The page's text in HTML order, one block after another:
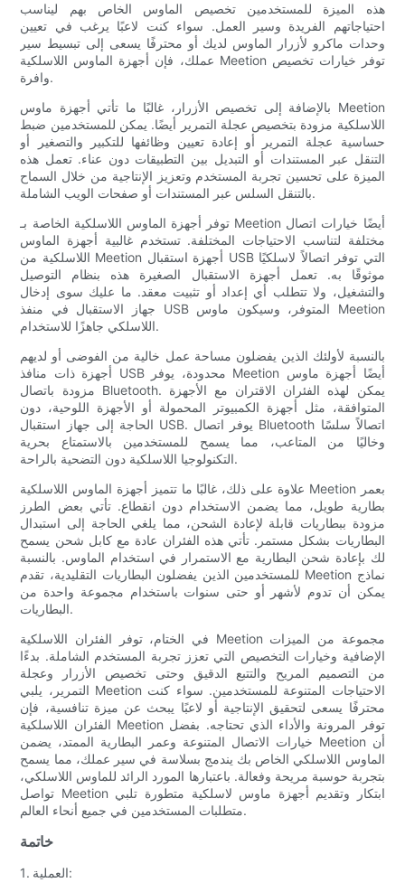
هذه الميزة للمستخدمين تخصيص الماوس الخاص بهم ليناسب
احتياجاتهم الفريدة وسير العمل. سواء كنت لاعبًا يرغب في تعيين
وحدات ماكرو لأزرار الماوس لديك أو محترفًا يسعى إلى تبسيط سير
عملك، فإن أجهزة الماوس اللاسلكية Meetion توفر خيارات تخصيص
وافرة.
بالإضافة إلى تخصيص الأزرار، غالبًا ما تأتي أجهزة ماوس Meetion
اللاسلكية مزودة بتخصيص عجلة التمرير أيضًا. يمكن للمستخدمين ضبط
حساسية عجلة التمرير أو إعادة تعيين وظائفها للتكبير والتصغير أو
التنقل عبر المستندات أو التبديل بين التطبيقات دون عناء. تعمل هذه
الميزة على تحسين تجربة المستخدم وتعزيز الإنتاجية من خلال السماح
بالتنقل السلس عبر المستندات أو صفحات الويب الشاملة.
توفر أجهزة الماوس اللاسلكية الخاصة بـ Meetion أيضًا خيارات اتصال
مختلفة لتناسب الاحتياجات المختلفة. تستخدم غالبية أجهزة الماوس
اللاسلكية من Meetion أجهزة استقبال USB التي توفر اتصالاً لاسلكيًا
موثوقًا به. تعمل أجهزة الاستقبال الصغيرة هذه بنظام التوصيل
والتشغيل، ولا تتطلب أي إعداد أو تثبيت معقد. ما عليك سوى إدخال
جهاز الاستقبال في منفذ USB المتوفر، وسيكون ماوس Meetion
اللاسلكي جاهزًا للاستخدام.
بالنسبة لأولئك الذين يفضلون مساحة عمل خالية من الفوضى أو لديهم
أجهزة ذات منافذ USB محدودة، يوفر Meetion أيضًا أجهزة ماوس
مزودة باتصال Bluetooth. يمكن لهذه الفئران الاقتران مع الأجهزة
المتوافقة، مثل أجهزة الكمبيوتر المحمولة أو الأجهزة اللوحية، دون
الحاجة إلى جهاز استقبال USB. يوفر اتصال Bluetooth اتصالاً سلسًا
وخاليًا من المتاعب، مما يسمح للمستخدمين بالاستمتاع بحرية
التكنولوجيا اللاسلكية دون التضحية بالراحة.
علاوة على ذلك، غالبًا ما تتميز أجهزة الماوس اللاسلكية Meetion بعمر
بطارية طويل، مما يضمن الاستخدام دون انقطاع. تأتي بعض الطرز
مزودة ببطاريات قابلة لإعادة الشحن، مما يلغي الحاجة إلى استبدال
البطاريات بشكل مستمر. تأتي هذه الفئران عادة مع كابل شحن يسمح
لك بإعادة شحن البطارية مع الاستمرار في استخدام الماوس. بالنسبة
للمستخدمين الذين يفضلون البطاريات التقليدية، تقدم Meetion نماذج
يمكن أن تدوم لأشهر أو حتى سنوات باستخدام مجموعة واحدة من
البطاريات.
في الختام، توفر الفئران اللاسلكية Meetion مجموعة من الميزات
الإضافية وخيارات التخصيص التي تعزز تجربة المستخدم الشاملة. بدءًا
من التصميم المريح والتتبع الدقيق وحتى تخصيص الأزرار وعجلة
التمرير، يلبي Meetion الاحتياجات المتنوعة للمستخدمين. سواء كنت
محترفًا يسعى لتحقيق الإنتاجية أو لاعبًا يبحث عن ميزة تنافسية، فإن
الفئران اللاسلكية Meetion توفر المرونة والأداء الذي تحتاجه. بفضل
خيارات الاتصال المتنوعة وعمر البطارية الممتد، يضمن Meetion أن
الماوس اللاسلكي الخاص بك يندمج بسلاسة في سير عملك، مما يسمح
بتجربة حوسبة مريحة وفعالة. باعتبارها المورد الرائد للماوس اللاسلكي،
تواصل Meetion ابتكار وتقديم أجهزة ماوس لاسلكية متطورة تلبي
متطلبات المستخدمين في جميع أنحاء العالم.
خاتمة
1. العملية: